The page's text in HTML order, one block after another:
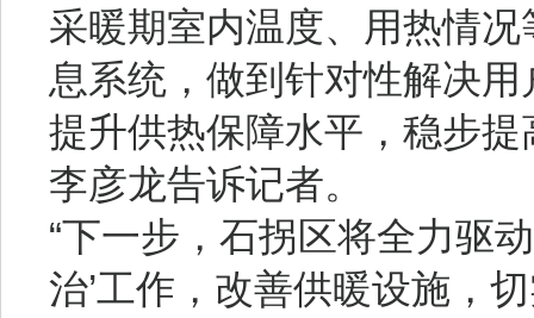
采暖期室内温度、用热情
息系统，做到针对性解决
提升供热保障水平，稳步
李彦龙告诉记者。
“下一步，石拐区将全力驱
治’工作，改善供暖设施，